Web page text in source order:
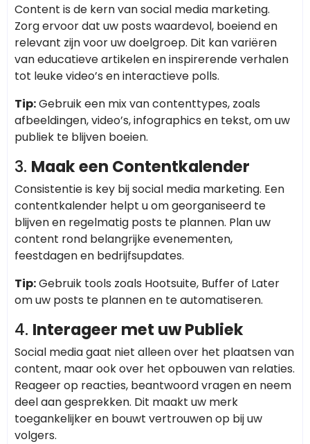
Content is de kern van social media marketing.
Zorg ervoor dat uw posts waardevol, boeiend en
relevant zijn voor uw doelgroep. Dit kan variëren
van educatieve artikelen en inspirerende verhalen
tot leuke video’s en interactieve polls.
Tip:Gebruik een mix van contenttypes, zoals
afbeeldingen, video’s, infographics en tekst, om uw
publiek te blijven boeien.
3. Maak een Contentkalender
Consistentie is key bij social media marketing. Een
contentkalender helpt u om georganiseerd te
blijven en regelmatig posts te plannen. Plan uw
content rond belangrijke evenementen,
feestdagen en bedrijfsupdates.
Tip:Gebruik tools zoals Hootsuite, Buffer of Later
om uw posts te plannen en te automatiseren.
4. Interageer met uw Publiek
Social media gaat niet alleen over het plaatsen van
content, maar ook over het opbouwen van relaties.
Reageer op reacties, beantwoord vragen en neem
deel aan gesprekken. Dit maakt uw merk
toegankelijker en bouwt vertrouwen op bij uw
volgers.